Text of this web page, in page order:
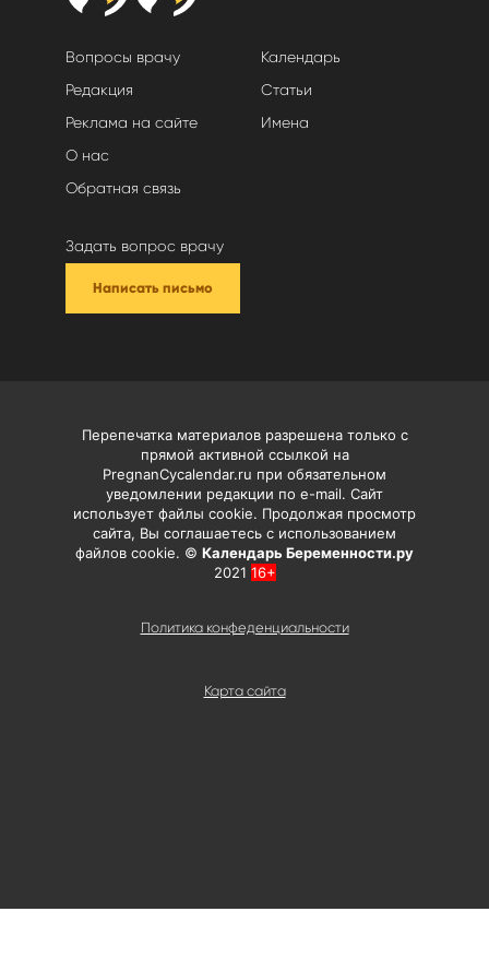
Вопросы врачу
Редакция
Реклама на сайте
О нас
Обратная связь
Календарь
Статьи
Имена
Задать вопрос врачу
Написать письмо
Карта сайта
Перепечатка материалов разрешена только с
прямой активной ссылкой на
PregnanCycalendar.ru при обязательном
уведомлении редакции по e-mail. Сайт
использует файлы cookie. Продолжая просмотр
сайта, Вы соглашаетесь с использованием
файлов cookie. © Календарь Беременности.ру
2021 16+
Политика конфеденциальности